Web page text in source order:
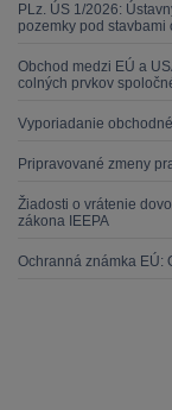
PLz. ÚS 1/2026:
pozemky pod stavbami
Obchod medzi EÚ a
colných prvkov
Vyporiadanie
Pripravované zmeny
Žiadosti o vrátenie
zákona IEEPA
Ochranná známka EÚ: